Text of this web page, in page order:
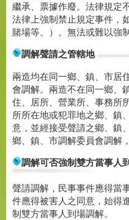
繼承、票據作廢。法律規定
法律上強制禁止規定事件，
賭場等。）。無法或難以強
調解聲請之管轄地
兩造均在同一鄉、鎮、市居
會調解。兩造不在同一鄉、
住、居所、營業所、事務所
所所在地或犯罪地之鄉、鎮
意，並經接受聲請之鄉、鎮
鄉、鎮、市調解委員會調解
調解可否強制雙方當事人
聲請調解，民事事件應得當
件應得被害人之同意，始得
制雙方當事人到場調解。